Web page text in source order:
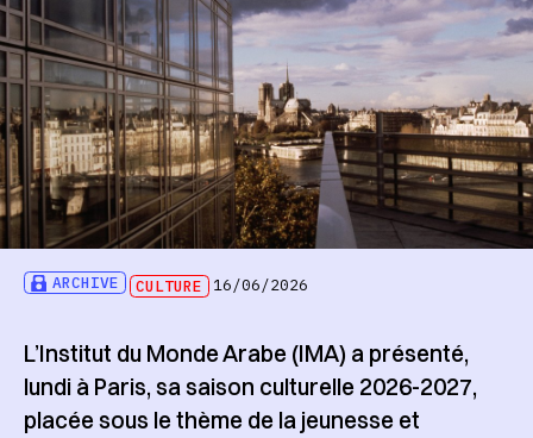
ARCHIVE CULTURE 16/06/2026
L’Institut du Monde Arabe (IMA) a présenté,
lundi à Paris, sa saison culturelle 2026-2027,
placée sous le thème de la jeunesse et